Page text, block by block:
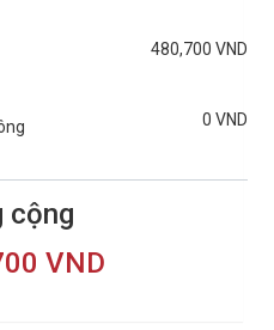
480,700 VND
0 VND
cộng
VND